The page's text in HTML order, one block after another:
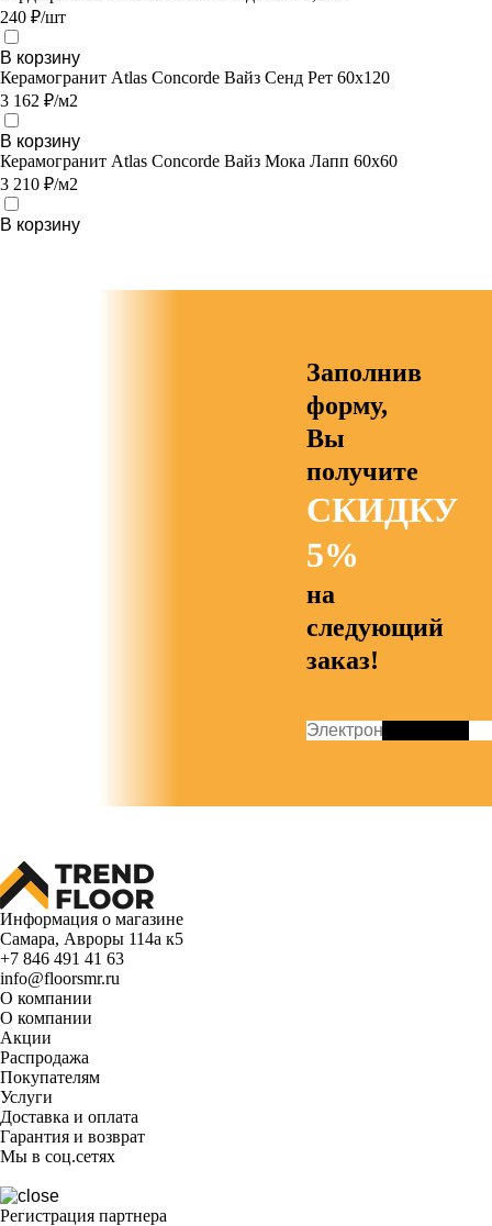
240 ₽/шт
В корзину
Керамогранит Atlas Concorde Вайз Сенд Рет 60x120
3 162 ₽/м2
В корзину
Керамогранит Atlas Concorde Вайз Мока Лапп 60x60
3 210 ₽/м2
В корзину
Заполнив
форму,
Вы
получите
СКИДКУ
5%
на
следующий
заказ!
Информация о магазине
Самара, Авроры 114а к5
+7 846 491 41 63
info@floorsmr.ru
О компании
О компании
Акции
Распродажа
Покупателям
Услуги
Доставка и оплата
Гарантия и возврат
Мы в соц.сетях
Регистрация партнера